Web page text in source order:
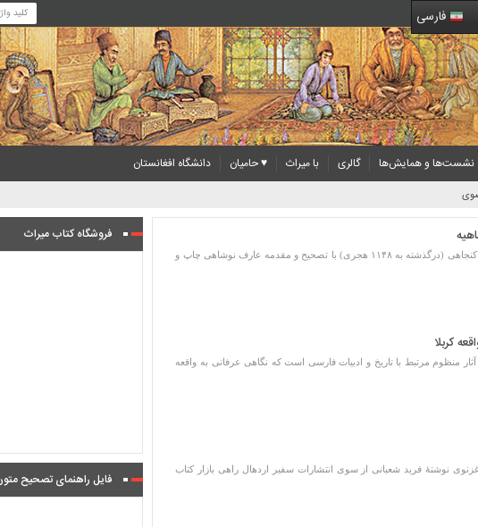
فارسی
نشست‌ها و همایش‌ها گالری با میراث ♥ حامیان
دانشگاه افغانستان
«ثواقب المناقب» تألیف محمّد ماہ صداقت قادری کنجاهی (درگذشته به ۱۱۴۸ هجری) با تصحیح و مقدمه عارف نوشاهی چاپ و
کربلا
منظوم مرتبط با تاریخ و ادبیات فارسی است که نگاهی عرفانی به واقعه
نوشتۀ فرید شعبانی از سوی انتشارات سفیر اردهال راهی بازار کتاب
فروشگاه کتاب میراث
فایل راهنمای تصحیح